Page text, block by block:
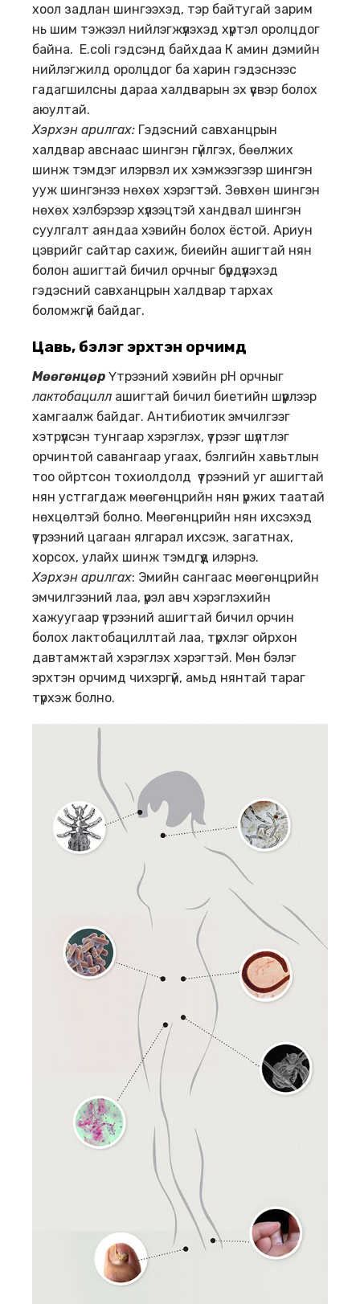
хоол задлан шингээхэд, тэр байтугай зарим
нь шим тэжээл нийлэгжүүлэхэд хүртэл оролцдог
байна. Е.coli гэдсэнд байхдаа К амин дэмийн
нийлэгжилд оролцдог ба харин гэдэснээс
гадагшилсны дараа халдварын эх үүсвэр болох
аюултай.
Хэрхэн арилгах: Гэдэсний савханцрын
халдвар авснаас шингэн гүйлгэх, бөөлжих
шинж тэмдэг илэрвэл их хэмжээгээр шингэн
ууж шингэнээ нөхөх хэрэгтэй. Зөвхөн шингэн
нөхөх хэлбэрээр хүлээцтэй хандвал шингэн
суулгалт аяндаа хэвийн болох ёстой. Ариун
цэврийг сайтар сахиж, биеийн ашигтай нян
болон ашигтай бичил орчныг бүрдүүлэхэд
гэдэсний савханцрын халдвар тархах
боломжгүй байдаг.
Цавь, бэлэг эрхтэн орчимд
Мөөгөнцөр Үтрээний хэвийн pH орчныг
лактобацилл ашигтай бичил биетийн шүүрлээр
хамгаалж байдаг. Антибиотик эмчилгээг
хэтрүүлсэн тунгаар хэрэглэх, үтрээг шүлтлэг
орчинтой савангаар угаах, бэлгийн хавьтлын
тоо ойртсон тохиолдолд үтрээний уг ашигтай
нян устгагдаж мөөгөнцрийн нян үржих таатай
нөхцөлтэй болно. Мөөгөнцрийн нян ихсэхэд
үтрээний цагаан ялгарал ихсэж, загатнах,
хорсох, улайх шинж тэмдгүүд илэрнэ.
Хэрхэн арилгах: Эмийн сангаас мөөгөнцрийн
эмчилгээний лаа, үрэл авч хэрэглэхийн
хажуугаар үтрээний ашигтай бичил орчин
болох лактобациллтай лаа, түрхлэг ойрхон
давтамжтай хэрэглэх хэрэгтэй. Мөн бэлэг
эрхтэн орчимд чихэргүй, амьд нянтай тараг
түрхэж болно.